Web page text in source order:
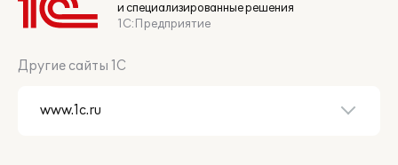
и специализированные решения
1С:Предприятие
Другие сайты 1С